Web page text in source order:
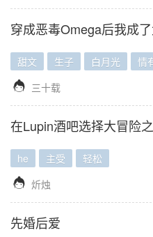
穿成恶毒Omega后我成
甜文 生子 白月光 情
 三十载
在Lupin酒吧选择大冒险
he 主受 轻松
 炘烛
先婚后爱